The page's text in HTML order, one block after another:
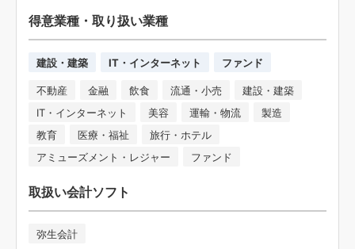
得意業種・取り扱い業種
建設・建築 IT・インターネット ファンド
不動産 金融 飲食 流通・小売
建設・建築
IT・インターネット
美容 運輸・物流
製造
教育
医療・福祉
旅行・ホテル
アミューズメント・レジャー
ファンド
取扱い会計ソフト
弥生会計